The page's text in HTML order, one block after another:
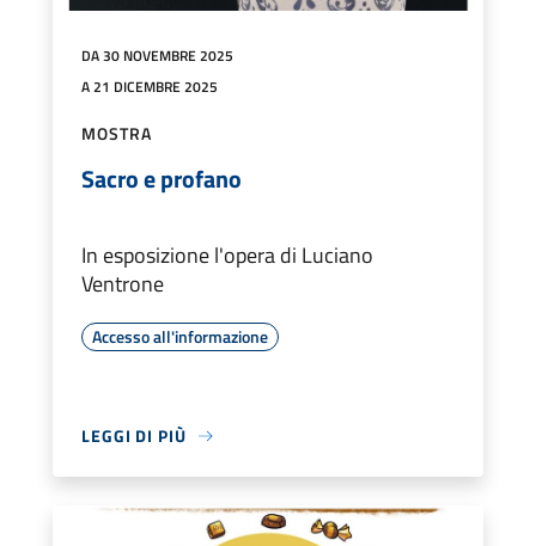
DA 30 NOVEMBRE 2025
A 21 DICEMBRE 2025
MOSTRA
Sacro e profano
In esposizione l'opera di Luciano
Ventrone
Accesso all'informazione
LEGGI DI PIÙ